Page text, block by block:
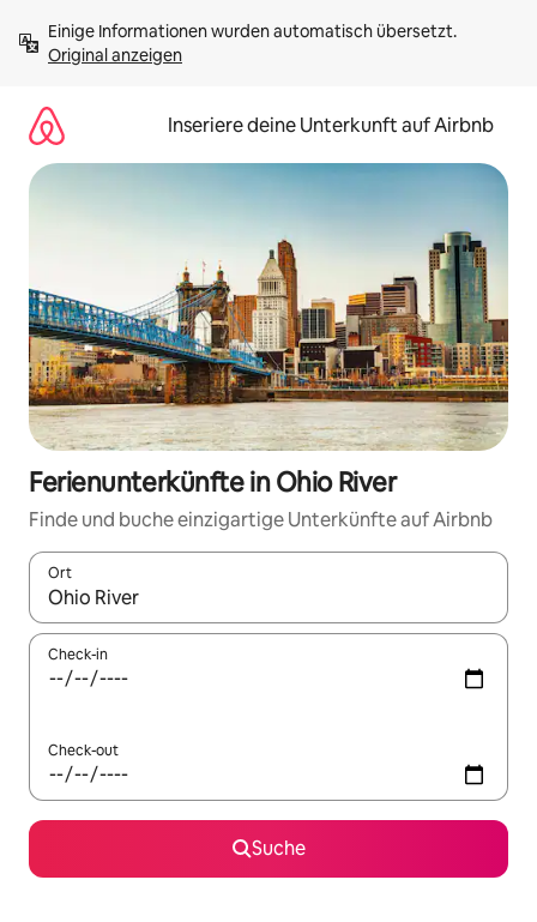
Inhalten
springenOriginal anzeigen
Inseriere deine Unterkunft auf Airbnb
Ferienunterkünfte in Ohio River
Finde und buche einzigartige Unterkünfte auf Airbnb
Ort
Wenn Ergebnisse verfügbar sind, navigiere mit den
Check-in
Check-out
Suche